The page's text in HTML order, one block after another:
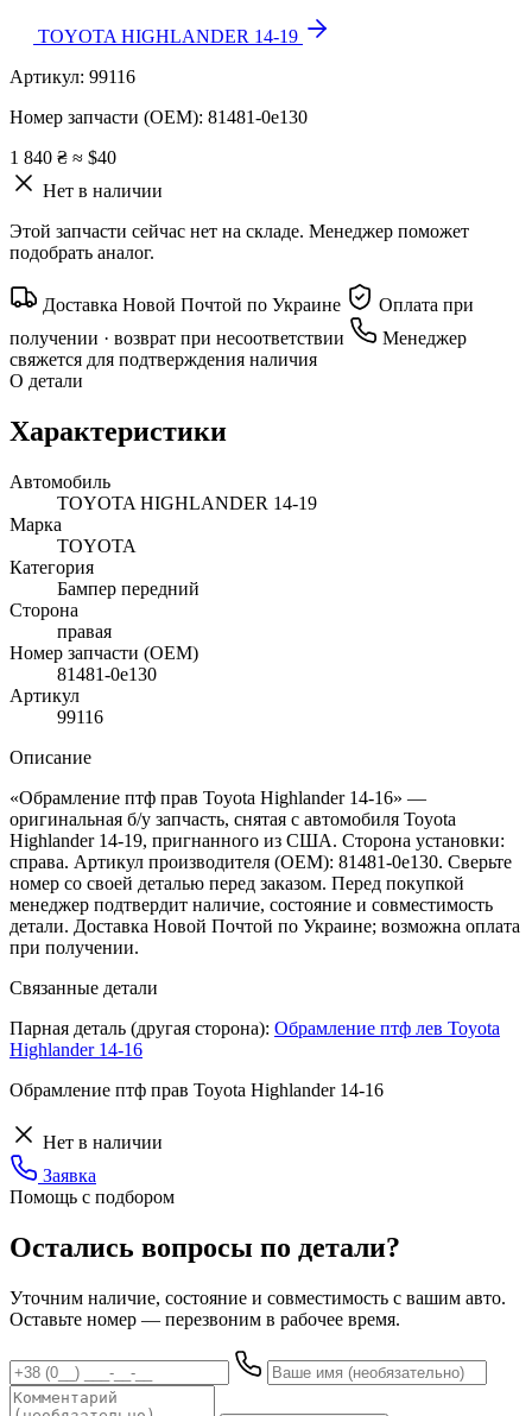
TOYOTA HIGHLANDER 14-19
Артикул: 99116
Номер запчасти (OEM): 81481-0e130
1 840 ₴ ≈ $40
Нет в наличии
Этой запчасти сейчас нет на складе. Менеджер поможет
подобрать аналог.
Доставка Новой Почтой по Украине
Оплата при
получении · возврат при несоответствии
Менеджер
свяжется для подтверждения наличия
О детали
Характеристики
Автомобиль
TOYOTA HIGHLANDER 14-19
Марка
TOYOTA
Категория
Бампер передний
Сторона
правая
Номер запчасти (OEM)
81481-0e130
Артикул
99116
Описание
«Обрамление птф прав Toyota Highlander 14-16» —
оригинальная б/у запчасть, снятая с автомобиля Toyota
Highlander 14-19, пригнанного из США. Сторона установки:
справа. Артикул производителя (OEM): 81481-0e130. Сверьте
номер со своей деталью перед заказом. Перед покупкой
менеджер подтвердит наличие, состояние и совместимость
детали. Доставка Новой Почтой по Украине; возможна оплата
при получении.
Связанные детали
Парная деталь (другая сторона): Обрамление птф лев Toyota
Highlander 14-16
Обрамление птф прав Toyota Highlander 14-16
Нет в наличии
Заявка
Помощь с подбором
Остались вопросы по детали?
Уточним наличие, состояние и совместимость с вашим авто.
Оставьте номер — перезвоним в рабочее время.